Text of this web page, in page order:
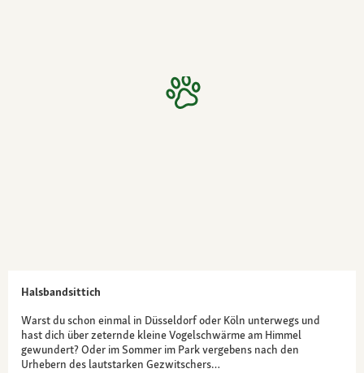
Halsbandsittich
Warst du schon einmal in Düsseldorf oder Köln unterwegs und
hast dich über zeternde kleine Vogelschwärme am Himmel
gewundert? Oder im Sommer im Park vergebens nach den
Urhebern des lautstarken Gezwitschers…